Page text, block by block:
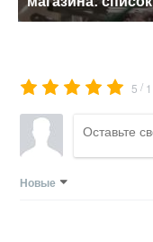
5 / 1
Новые